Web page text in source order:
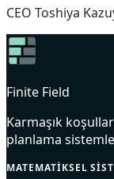
CEO Toshiya
Finite Field
Karmaşık
planlama
MATEMATIKSEL